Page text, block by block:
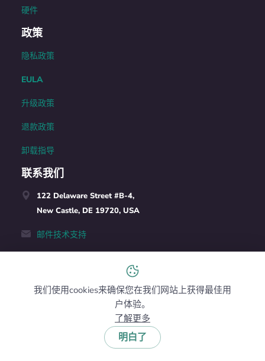
硬件
政策
隐私政策
EULA
升级政策
退款政策
卸载指导
联系我们
122 Delaware Street #B-4,
New Castle, DE 19720, USA
邮件技术支持
中文 (中国)
NetSpot Pro © 2026. 特拉华州，美国。
我们使用cookies来确保您在我们网站上获得最佳用
户体验。
了解更多
明白了